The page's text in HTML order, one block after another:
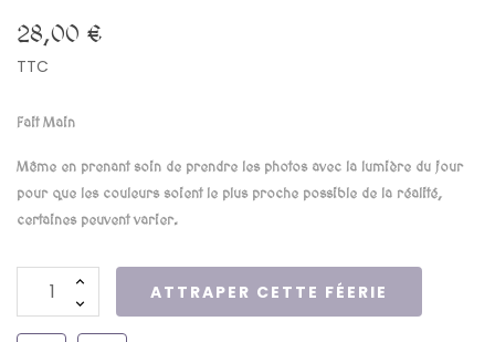
28,00 €
TTC
Fait Main
Même en prenant soin de prendre les photos avec la lumière du jour
pour que les couleurs soient le plus proche possible de la réalité,
certaines peuvent varier.
ATTRAPER CETTE FÉERIE